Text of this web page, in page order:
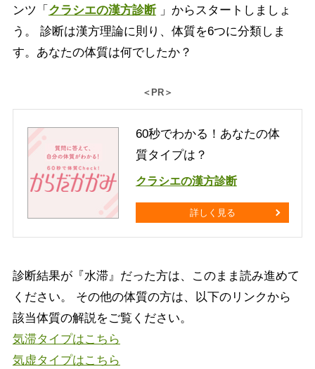
ンツ「 クラシエの漢方診断」からスタートしましょ
う。 診断は漢方理論に則り、体質を6つに分類しま
す。あなたの体質は何でしたか？
＜PR＞
60秒でわかる！あなたの体
質タイプは？
クラシエの漢方診断
詳しく見る
診断結果が『水滞』だった方は、このまま読み進めて
ください。 その他の体質の方は、以下のリンクから
該当体質の解説をご覧ください。
気滞タイプはこちら
気虚タイプはこちら